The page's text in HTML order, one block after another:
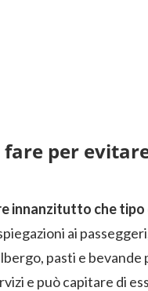
per
innanzitutto che
ai
pasti e
e può capitare di